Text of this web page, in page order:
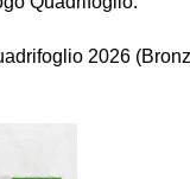
2026